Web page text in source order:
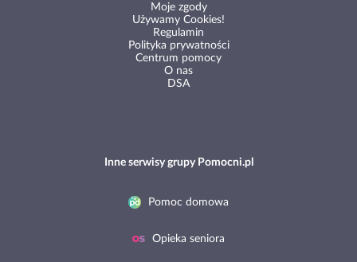
Moje zgody
Używamy Cookies!
Regulamin
Polityka prywatności
Centrum pomocy
O nas
DSA
Inne serwisy grupy Pomocni.pl
Pomoc domowa
Opieka seniora